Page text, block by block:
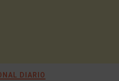
DIARIO